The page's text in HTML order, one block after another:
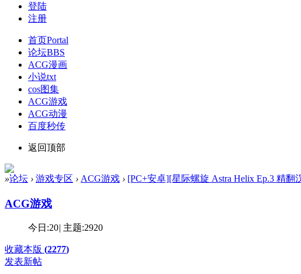
登陆
注册
首页Portal
论坛BBS
ACG漫画
小说txt
cos图集
ACG游戏
ACG动漫
百度秒传
返回顶部
»论坛 › 游戏专区 › ACG游戏 › [PC+安卓][星际螺旋 Astra Helix Ep.3 精翻
ACG游戏
今日:20| 主题:2920
收藏本版 (2277)
发表新帖